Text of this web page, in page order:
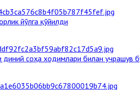
йўлга қўйилди
диний соҳа ходимлари билан учрашув